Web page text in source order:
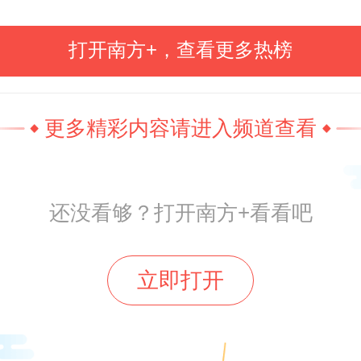
定，曾向法院提起行政诉讼，
院未支持其诉讼请求，杨某家属
工作是跟其他同事一起搭建舞台
，杨某年龄刚刚20出头，并无证
度超出其身体负荷；就工作时长
属主张杨某所在公司工作安排存
打开南方+，查看更多热榜
更多精彩内容请进入频道查看
还没看够？打开南方+看看吧
立即打开